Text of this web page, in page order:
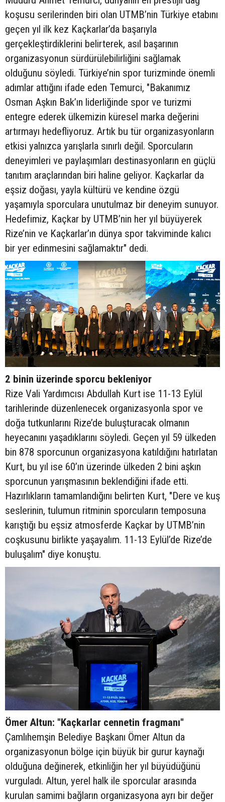
koşusu serilerinden biri olan UTMB’nin Türkiye etabını
geçen yıl ilk kez Kaçkarlar’da başarıyla
gerçekleştirdiklerini belirterek, asıl başarının
organizasyonun sürdürülebilirliğini sağlamak
olduğunu söyledi. Türkiye’nin spor turizminde önemli
adımlar attığını ifade eden Temurci, "Bakanımız
Osman Aşkın Bak’ın liderliğinde spor ve turizmi
entegre ederek ülkemizin küresel marka değerini
artırmayı hedefliyoruz. Artık bu tür organizasyonların
etkisi yalnızca yarışlarla sınırlı değil. Sporcuların
deneyimleri ve paylaşımları destinasyonların en güçlü
tanıtım araçlarından biri haline geliyor. Kaçkarlar da
eşsiz doğası, yayla kültürü ve kendine özgü
yaşamıyla sporculara unutulmaz bir deneyim sunuyor.
Hedefimiz, Kaçkar by UTMB’nin her yıl büyüyerek
Rize’nin ve Kaçkarlar’ın dünya spor takviminde kalıcı
bir yer edinmesini sağlamaktır" dedi.
2 binin üzerinde sporcu bekleniyor
Rize Vali Yardımcısı Abdullah Kurt ise 11-13 Eylül
tarihlerinde düzenlenecek organizasyonla spor ve
doğa tutkunlarını Rize’de buluşturacak olmanın
heyecanını yaşadıklarını söyledi. Geçen yıl 59 ülkeden
bin 878 sporcunun organizasyona katıldığını hatırlatan
Kurt, bu yıl ise 60’ın üzerinde ülkeden 2 bini aşkın
sporcunun yarışmasının beklendiğini ifade etti.
Hazırlıkların tamamlandığını belirten Kurt, "Dere ve kuş
seslerinin, tulumun ritminin sporcuların temposuna
karıştığı bu eşsiz atmosferde Kaçkar by UTMB’nin
coşkusunu birlikte yaşayalım. 11-13 Eylül’de Rize’de
buluşalım" diye konuştu.
Ömer Altun: "Kaçkarlar cennetin fragmanı"
Çamlıhemşin Belediye Başkanı Ömer Altun da
organizasyonun bölge için büyük bir gurur kaynağı
olduğuna değinerek, etkinliğin her yıl büyüdüğünü
vurguladı. Altun, yerel halk ile sporcular arasında
kurulan samimi bağların organizasyona ayrı bir değer